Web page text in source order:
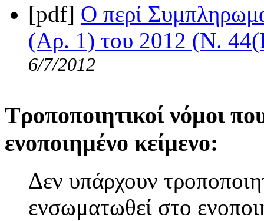
[pdf] Ο περί
(Αρ. 1) του 2012 (Ν.
6/7/2012
Τροποποιητικοί νόμοι
ενοποιημένο κείμενο:
Δεν υπάρχουν
ενσωματωθεί στο